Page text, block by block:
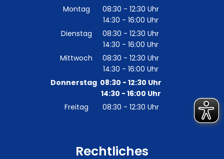
Montag 08:30 - 12:30 Uhr
Von 08:30 bis 12:30 Uhr
14:30 - 16:00 Uhr
Von 14:30 bis 16:00 Uhr
Dienstag 08:30 - 12:30 Uhr
Von 08:30 bis 12:30 Uhr
14:30 - 16:00 Uhr
Von 14:30 bis 16:00 Uhr
Mittwoch 08:30 - 12:30 Uhr
Von 08:30 bis 12:30 Uhr
14:30 - 16:00 Uhr
Von 14:30 bis 16:00 Uhr
Donnerstag 08:30 - 12:30 Uhr
Von 08:30 bis 12:30 Uhr
14:30 - 16:00 Uhr
Von 14:30 bis 16:00 Uhr
Freitag 08:30 - 12:30 Uhr
Von 08:30 bis 12:30 Uhr
Rechtliches